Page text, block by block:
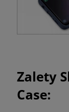
Zalety
Case: